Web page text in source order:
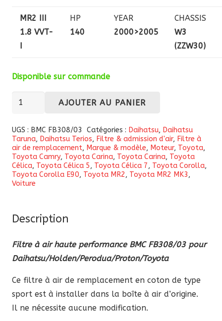
MR2 III
1.8 VVT-
I
HP
140
YEAR
2000>2005
CHASSIS
W3
(ZZW30)
Disponible sur commande
quantité
Filtre
à
air
haute
performance
pour
AJOUTER AU PANIER
UGS : BMC FB308/03 Catégories : Daihatsu, Daihatsu
Taruna, Daihatsu Terios, Filtre & admission d'air, Filtre à
air de remplacement, Marque & modèle, Moteur, Toyota,
Toyota Camry, Toyota Carina, Toyota Carina, Toyota
Célica, Toyota Célica 5, Toyota Célica 7, Toyota Corolla,
Toyota Corolla E90, Toyota MR2, Toyota MR2 MK3,
Voiture
Description
Filtre à air haute performance BMC FB308/03 pour
Daihatsu/Holden/Perodua/Proton/Toyota
Ce filtre à air de remplacement en coton de type
sport est à installer dans la boîte à air d’origine.
Il ne nécessite aucune modification.